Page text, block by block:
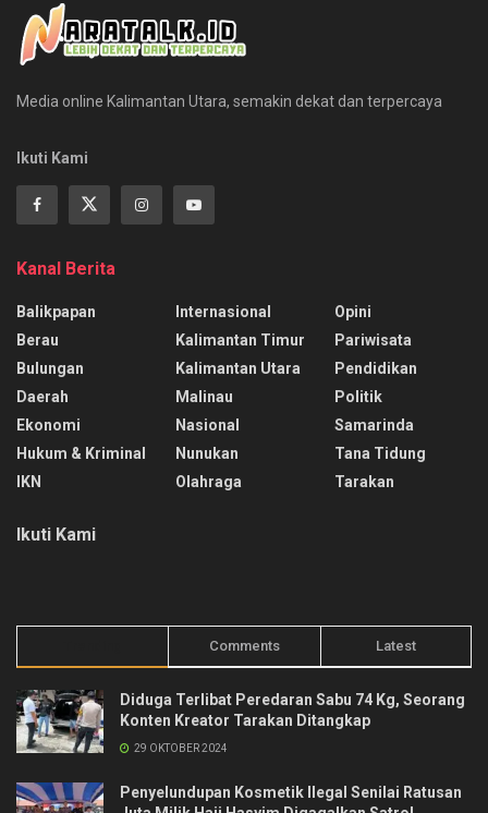
Media online Kalimantan Utara, semakin dekat dan terpercaya
Ikuti Kami
Kanal Berita
Balikpapan
Berau
Bulungan
Daerah
Ekonomi
Hukum & Kriminal
IKN
Internasional
Kalimantan Timur
Kalimantan Utara
Malinau
Nasional
Nunukan
Olahraga
Opini
Pariwisata
Pendidikan
Politik
Samarinda
Tana Tidung
Tarakan
Ikuti Kami
Comments Latest
Diduga Terlibat Peredaran Sabu 74 Kg, Seorang
Konten Kreator Tarakan Ditangkap
29 OKTOBER 2024
Penyelundupan Kosmetik Ilegal Senilai Ratusan